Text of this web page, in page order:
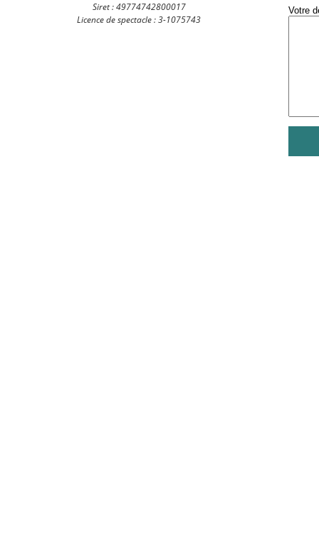
Votre
Siret : 49774742800017
Licence de spectacle : 3-1075743